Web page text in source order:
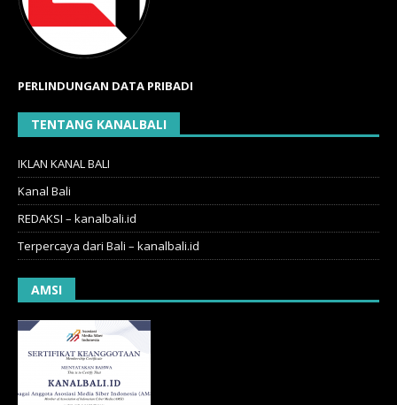
PERLINDUNGAN DATA PRIBADI
TENTANG KANALBALI
IKLAN KANAL BALI
Kanal Bali
REDAKSI – kanalbali.id
Terpercaya dari Bali – kanalbali.id
AMSI